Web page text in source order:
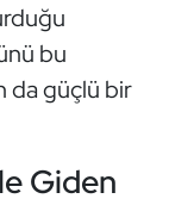
bu
da güçlü bir
Giden